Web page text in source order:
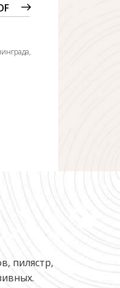
пилястр,